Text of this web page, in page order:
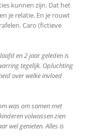
kunnen zijn. Dat het
je relatie. En je rouwt
Caro (fictieve
en 2 jaar geleden is
tegelijk. Opluchting
over welke invloed
was om samen met
volwassen zien
wel genieten. Alles is